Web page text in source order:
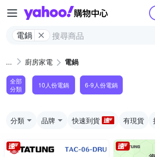
Yahoo購物
電鍋
廚房家電 電鍋
全部
分類
10人份電鍋 6-9人份電鍋
分類 品牌 快速到貨 有現貨